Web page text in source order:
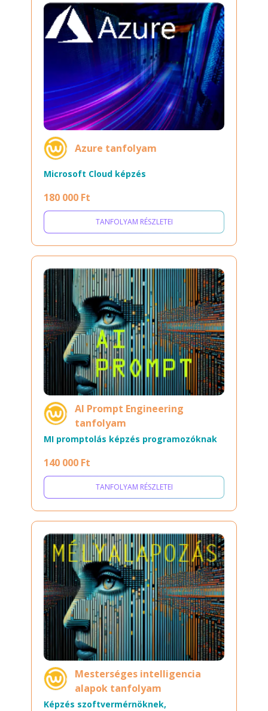
Azure tanfolyam
Microsoft Cloud képzés
180 000 Ft
TANFOLYAM RÉSZLETEI
AI Prompt Engineering
tanfolyam
MI promptolás képzés programozóknak
140 000 Ft
TANFOLYAM RÉSZLETEI
Mesterséges intelligencia
alapok tanfolyam
Képzés szoftvermérnöknek,